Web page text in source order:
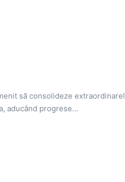
să consolideze
aducând progrese…